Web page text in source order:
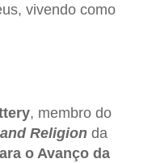
vivendo como
, membro do
Religion da
o Avanço da